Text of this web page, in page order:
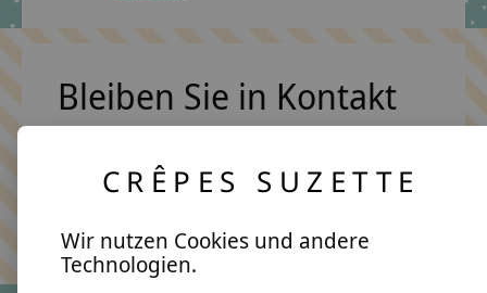
Bleiben Sie in Kontakt
CRÊPES SUZETTE
Wir nutzen Cookies und andere
Technologien.